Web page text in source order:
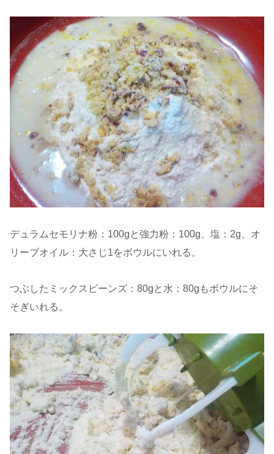
デュラムセモリナ粉：100gと強力粉：100g、塩：2g、オ
リーブオイル：大さじ1をボウルにいれる。
つぶしたミックスビーンズ：80gと水：80gもボウルにそ
そぎいれる。